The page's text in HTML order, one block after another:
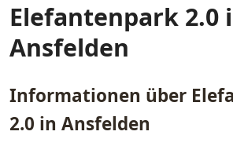
Elefantenpark 2.0
Ansfelden
Informationen über
2.0 in Ansfelden